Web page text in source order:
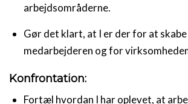
arbejdsområderne.
Gør det klart, at I er der for at
medarbejderen og for
Konfrontation:
Fortæl hvordan I har oplevet, at